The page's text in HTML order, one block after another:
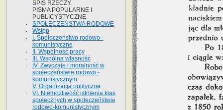
SPIS RZECZY.
PISMA POPULARNE I
PUBLICYSTYCZNE.
SPOŁECZEŃSTWA RODOWE
Wstęp
I. Społeczeństwo rodowo -
komunistyczne
II. Wspólność pracy
III. Wspólna własność
IV. Zwyczaje i moralność w
społeczeństwie rodowo -
komunistycznym
V. Organizacja polityczna
VI. Niemożliwość istnienia klas
społecznych w społeczeństwie
rodowo-komunistycznym